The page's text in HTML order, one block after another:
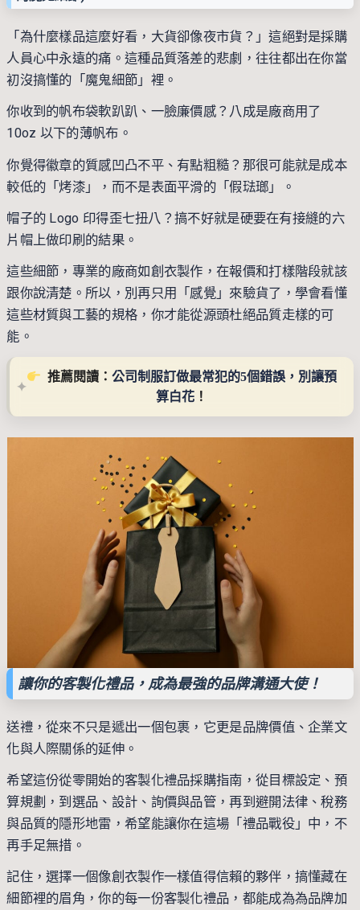
「為什麼樣品這麼好看，大貨卻像夜市貨？」這絕對是採購
人員心中永遠的痛。這種品質落差的悲劇，往往都出在你當
初沒搞懂的「魔鬼細節」裡。
你收到的帆布袋軟趴趴、一臉廉價感？八成是廠商用了
10oz 以下的薄帆布。
你覺得徽章的質感凹凸不平、有點粗糙？那很可能就是成本
較低的「烤漆」，而不是表面平滑的「假琺瑯」。
帽子的 Logo 印得歪七扭八？搞不好就是硬要在有接縫的六
片帽上做印刷的結果。
這些細節，專業的廠商如創衣製作，在報價和打樣階段就該
跟你說清楚。所以，別再只用「感覺」來驗貨了，學會看懂
這些材質與工藝的規格，你才能從源頭杜絕品質走樣的可
能。
  推薦閱讀：
公司制服訂做最常犯的5個錯誤，別讓預
算白花 ！
讓你的客製化禮品，成為最強的品牌溝通大使！
送禮，從來不只是遞出一個包裹，它更是品牌價值、企業文
化與人際關係的延伸。
希望這份從零開始的客製化禮品採購指南，從目標設定、預
算規劃，到選品、設計、詢價與品管，再到避開法律、稅務
與品質的隱形地雷，希望能讓你在這場「禮品戰役」中，不
再手足無措。
記住，選擇一個像創衣製作一樣值得信賴的夥伴，搞懂藏在
細節裡的眉角，你的每一份客製化禮品，都能成為為品牌加